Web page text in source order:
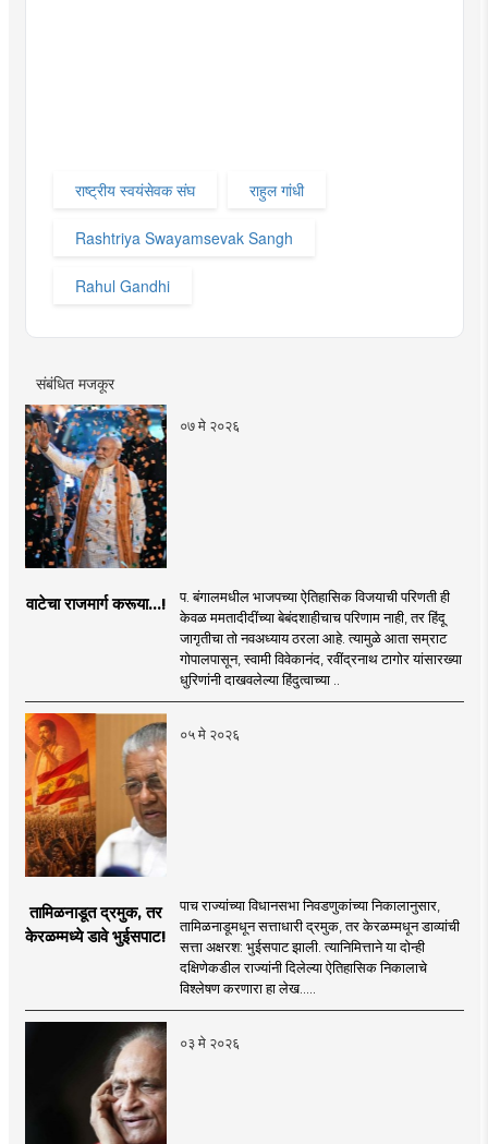
राष्ट्रीय स्वयंसेवक संघ राहुल गांधी
Rashtriya Swayamsevak Sangh
Rahul Gandhi
संबंधित मजकूर
०७ मे २०२६
वाटेचा राजमार्ग करूया...!
प. बंगालमधील भाजपच्या ऐतिहासिक विजयाची परिणती ही
केवळ ममतादीदींच्या बेबंदशाहीचाच परिणाम नाही, तर हिंदू
जागृतीचा तो नवअध्याय ठरला आहे. त्यामुळे आता सम्राट
गोपालपासून, स्वामी विवेकानंद, रवींद्रनाथ टागोर यांसारख्या
धुरिणांनी दाखवलेल्या हिंदुत्वाच्या ..
०५ मे २०२६
तामिळनाडूत द्रमुक, तर
केरळम्मध्ये डावे भुईसपाट!
पाच राज्यांच्या विधानसभा निवडणुकांच्या निकालानुसार,
तामिळनाडूमधून सत्ताधारी द्रमुक, तर केरळम्मधून डाव्यांची
सत्ता अक्षरश: भुईसपाट झाली. त्यानिमित्ताने या दोन्ही
दक्षिणेकडील राज्यांनी दिलेल्या ऐतिहासिक निकालाचे
विश्लेषण करणारा हा लेख.....
०३ मे २०२६